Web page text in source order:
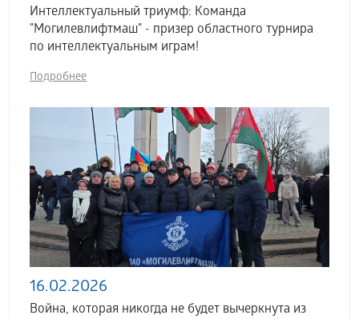
Интеллектуальный триумф: Команда
"Могилевлифтмаш" - призер областного турнира
по интеллектуальным играм!
Подробнее
16.02.2026
Война, которая никогда не будет вычеркнута из